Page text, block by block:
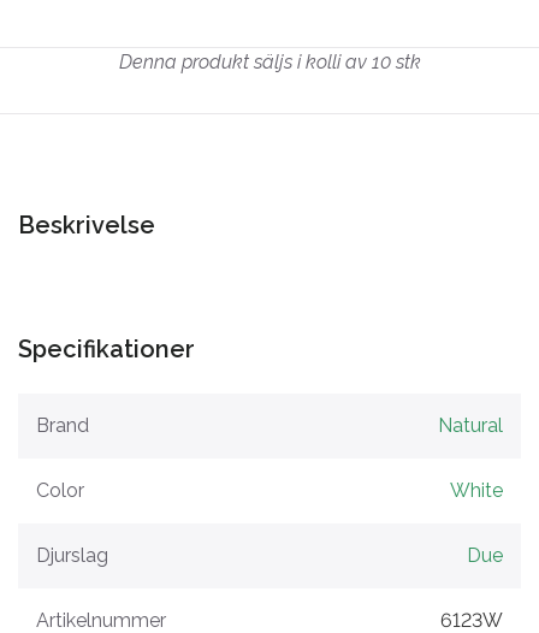
Denna produkt säljs i kolli av 10 stk
Beskrivelse
Specifikationer
Brand Natural
Color White
Djurslag Due
Artikelnummer 6123W